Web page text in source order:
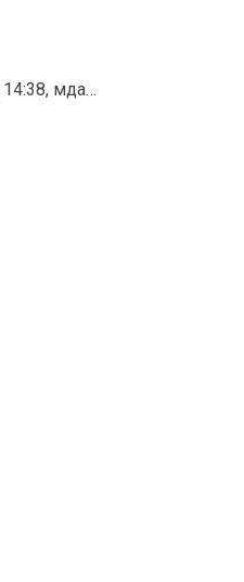
мда…